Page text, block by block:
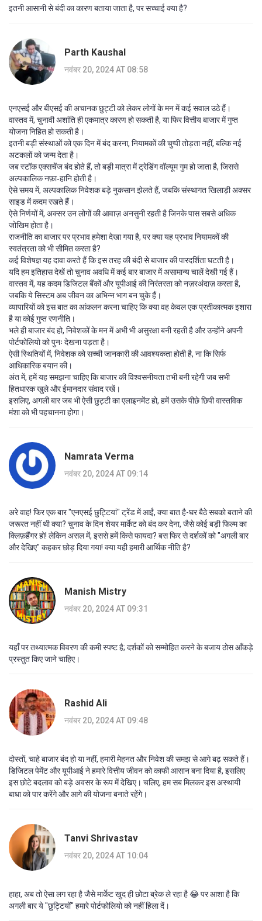
इतनी आसानी से बंदी का कारण बताया जाता है, पर सच्चाई क्या है?
Parth Kaushal
नवंबर 20, 2024 AT 08:58
एनएसई और बीएसई की अचानक छुट्टी को लेकर लोगों के मन में कई सवाल उठे हैं।
वास्तव में, चुनावी अशांति ही एकमात्र कारण हो सकती है, या फिर वित्तीय बाजार में गुप्त
योजना निहित हो सकती है।
इतनी बड़ी संस्थाओं को एक दिन में बंद करना, नियामकों की चुप्पी तोड़ता नहीं, बल्कि नई
अटकलों को जन्म देता है।
जब स्टॉक एक्सचेंज बंद होते हैं, तो बड़ी मात्रा में ट्रेडिंग वॉल्यूम गुम हो जाता है, जिससे
अल्पकालिक नफ़ा‑हानि होती है।
ऐसे समय में, अल्पकालिक निवेशक बड़े नुकसान झेलते हैं, जबकि संस्थागत खिलाड़ी अक्सर
साइड में कदम रखते हैं।
ऐसे निर्णयों में, अक्सर उन लोगों की आवाज़ अनसुनी रहती है जिनके पास सबसे अधिक
जोखिम होता है।
राजनीति का बाजार पर प्रभाव हमेशा देखा गया है, पर क्या यह प्रभाव नियामकों की
स्वतंत्रता को भी सीमित करता है?
कई विशेषज्ञ यह दावा करते हैं कि इस तरह की बंदी से बाजार की पारदर्शिता घटती है।
यदि हम इतिहास देखें तो चुनाव अवधि में कई बार बाजार में असामान्य चालें देखी गई हैं।
वास्तव में, यह कदम डिजिटल बैंकों और यूपीआई की निरंतरता को नज़रअंदाज़ करता है,
जबकि ये सिस्टम अब जीवन का अभिन्न भाग बन चुके हैं।
व्यापारियों को इस बात का आंकलन करना चाहिए कि क्या वह केवल एक प्रतीकात्मक इशारा
है या कोई गुप्त रणनीति।
भले ही बाजार बंद हो, निवेशकों के मन में अभी भी असुरक्षा बनी रहती है और उन्होंने अपनी
पोर्टफोलियो को पुनः देखना पड़ता है।
ऐसी स्थितियों में, निवेशक को सच्ची जानकारी की आवश्यकता होती है, ना कि सिर्फ
आधिकारिक बयान की।
अंत में, हमें यह समझना चाहिए कि बाजार की विश्वसनीयता तभी बनी रहेगी जब सभी
हितधारक खुले और ईमानदार संवाद रखें।
इसलिए, अगली बार जब भी ऐसी छुट्टी का एलाइनमेंट हो, हमें उसके पीछे छिपी वास्तविक
मंशा को भी पहचानना होगा।
Namrata Verma
नवंबर 20, 2024 AT 09:14
अरे वाह! फिर एक बार "एनएसई छुट्टियां" ट्रेंड में आईं, क्या बात है-घर बैठे सबको बताने की
जरूरत नहीं थी क्या? चुनाव के दिन शेयर मार्केट को बंद कर देना, जैसे कोई बड़ी फिल्म का
क्लिफ़हैंगर हो! लेकिन असल में, इससे हमें किसे फायदा? बस फिर से दर्शकों को "अगली बार
और देखिए" कहकर छोड़ दिया गया! क्या यही हमारी आर्थिक नीति है?
Manish Mistry
नवंबर 20, 2024 AT 09:31
यहाँ पर तथ्यात्मक विवरण की कमी स्पष्ट है; दर्शकों को सम्मोहित करने के बजाय ठोस आँकड़े
प्रस्तुत किए जाने चाहिए।
Rashid Ali
नवंबर 20, 2024 AT 09:48
दोस्तों, चाहे बाजार बंद हो या नहीं, हमारी मेहनत और निवेश की समझ से आगे बढ़ सकते हैं।
डिजिटल पेमेंट और यूपीआई ने हमारे वित्तीय जीवन को काफी आसान बना दिया है, इसलिए
इस छोटे बदलाव को बड़े अवसर के रूप में देखिए। चलिए, हम सब मिलकर इस अस्थायी
बाधा को पार करेंगे और आगे की योजना बनाते रहेंगे।
Tanvi Shrivastav
नवंबर 20, 2024 AT 10:04
हाहा, अब तो ऐसा लग रहा है जैसे मार्केट खुद ही छोटा ब्रेक ले रहा है 😂 पर आशा है कि
अगली बार ये "छुट्टियों" हमारे पोर्टफोलियो को नहीं हिला दें।